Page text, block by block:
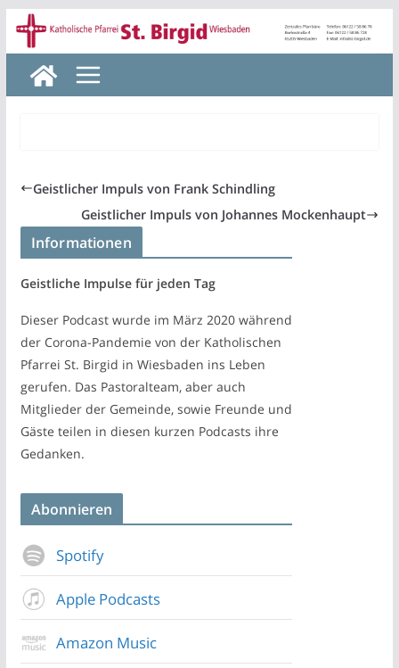
Zum
Inhalt
springen
Geistlicher Impuls von Frank Schindling
Geistlicher Impuls von Johannes Mockenhaupt
Informationen
Geistliche Impulse für jeden Tag
Dieser Podcast wurde im März 2020 während
der Corona-Pandemie von der Katholischen
Pfarrei St. Birgid in Wiesbaden ins Leben
gerufen. Das Pastoralteam, aber auch
Mitglieder der Gemeinde, sowie Freunde und
Gäste teilen in diesen kurzen Podcasts ihre
Gedanken.
Abonnieren
Spotify
Apple Podcasts
Amazon Music